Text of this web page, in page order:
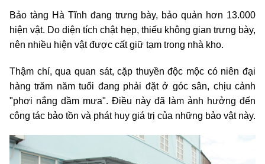
Bảo tàng Hà Tĩnh đang trưng bày, bảo quản hơn 13.000
hiện vật. Do diện tích chật hẹp, thiếu không gian trưng bày,
nên nhiều hiện vật được cất giữ tạm trong nhà kho.
Thậm chí, qua quan sát, cặp thuyền độc mộc có niên đại
hàng trăm năm tuổi đang phải đặt ở góc sân, chịu cảnh
"phơi nắng dầm mưa". Điều này đã làm ảnh hưởng đến
công tác bảo tồn và phát huy giá trị của những bảo vật này.